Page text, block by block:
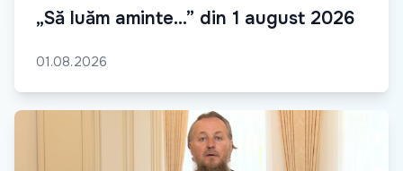
„Să luăm aminte...” din 1 august 2026
01.08.2026